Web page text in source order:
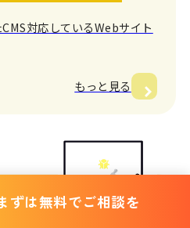
対応しているWebサイト
もっと見る
ずは無料でご相談を